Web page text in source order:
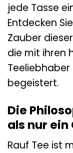
jede Tasse
Entdecken
Zauber
die mit ihren
begeistert.
Die
als nur
Rauf Tee ist